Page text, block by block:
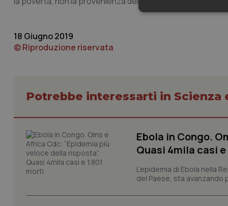
18 Giugno 2019
© Riproduzione riservata
Potrebbe interessarti in Scienza
Ebola in Congo.
Quasi 4mila casi
L’epidemia di Ebola nella
del Paese, sta avanzando